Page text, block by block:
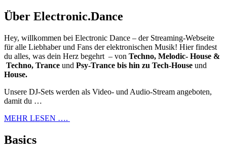
Über Electronic.Dance
Hey, willkommen bei Electronic Dance – der Streaming-Webseite
für alle Liebhaber und Fans der elektronischen Musik! Hier findest
du alles, was dein Herz begehrt – von Techno, Melodic- House &
Techno, Trance und Psy-Trance bis hin zu Tech-House und
House.
Unsere DJ-Sets werden als Video- und Audio-Stream angeboten,
damit du …
MEHR LESEN ….
Basics